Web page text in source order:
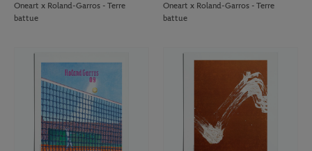
Oneart x Roland-Garros - Terre
battue
Oneart x Roland-Garros - Terre
battue